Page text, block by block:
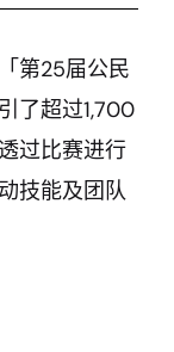
第25届公民
了超过1,700
过比赛进行
技能及团队